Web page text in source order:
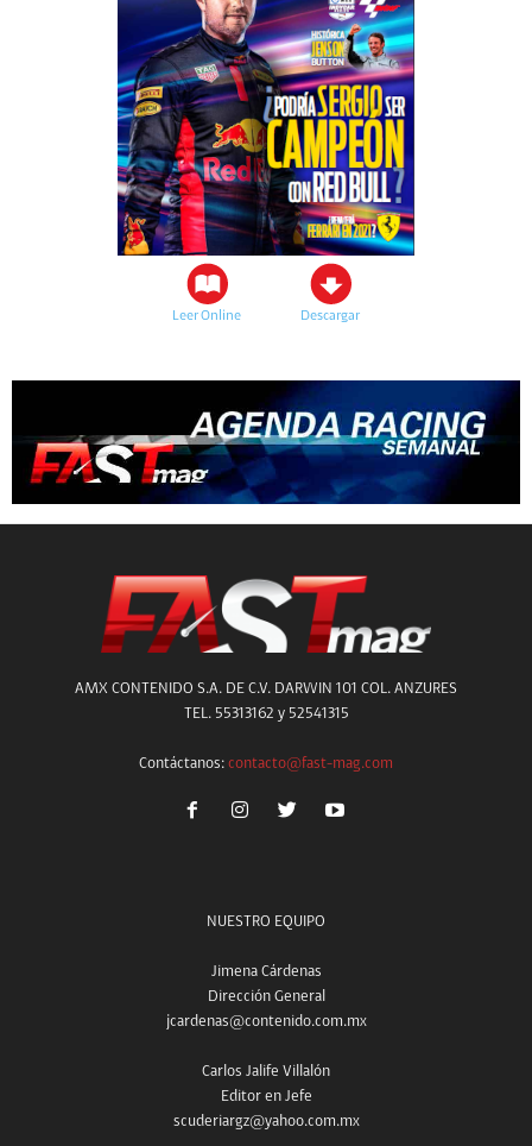
Leer Online Descargar
AMX CONTENIDO S.A. DE C.V. DARWIN 101 COL. ANZURES
TEL. 55313162 y 52541315
Contáctanos: contacto@fast-mag.com
NUESTRO EQUIPO
Jimena Cárdenas
Dirección General
jcardenas@contenido.com.mx
Carlos Jalife Villalón
Editor en Jefe
scuderiargz@yahoo.com.mx